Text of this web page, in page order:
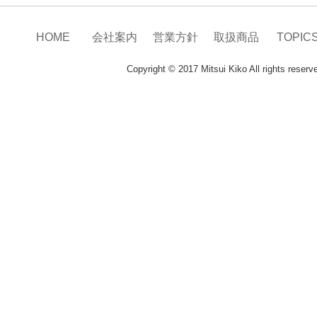
HOME 会社案内 営業方針 取扱商品
Copyright © 2017 Mitsui Kiko All rights